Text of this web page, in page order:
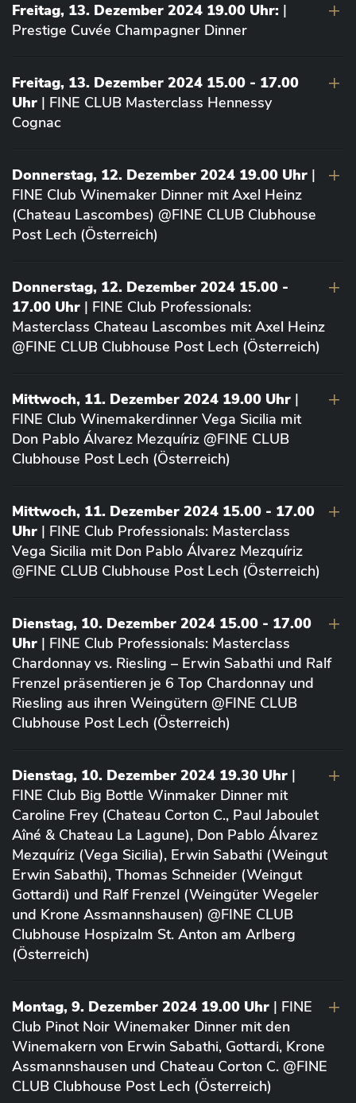
Freitag, 13. Dezember 2024 19.00 Uhr: |
Prestige Cuvée Champagner Dinner
Freitag, 13. Dezember 2024 15.00 - 17.00
Uhr | FINE CLUB Masterclass Hennessy
Cognac
Donnerstag, 12. Dezember 2024 19.00 Uhr |
FINE Club Winemaker Dinner mit Axel Heinz
(Chateau Lascombes) @FINE CLUB Clubhouse
Post Lech (Österreich)
Donnerstag, 12. Dezember 2024 15.00 -
17.00 Uhr | FINE Club Professionals:
Masterclass Chateau Lascombes mit Axel Heinz
@FINE CLUB Clubhouse Post Lech (Österreich)
Mittwoch, 11. Dezember 2024 19.00 Uhr |
FINE Club Winemakerdinner Vega Sicilia mit
Don Pablo Álvarez Mezquíriz @FINE CLUB
Clubhouse Post Lech (Österreich)
Mittwoch, 11. Dezember 2024 15.00 - 17.00
Uhr | FINE Club Professionals: Masterclass
Vega Sicilia mit Don Pablo Álvarez Mezquíriz
@FINE CLUB Clubhouse Post Lech (Österreich)
Dienstag, 10. Dezember 2024 15.00 - 17.00
Uhr | FINE Club Professionals: Masterclass
Chardonnay vs. Riesling – Erwin Sabathi und Ralf
Frenzel präsentieren je 6 Top Chardonnay und
Riesling aus ihren Weingütern @FINE CLUB
Clubhouse Post Lech (Österreich)
Dienstag, 10. Dezember 2024 19.30 Uhr |
FINE Club Big Bottle Winmaker Dinner mit
Caroline Frey (Chateau Corton C., Paul Jaboulet
Aîné & Chateau La Lagune), Don Pablo Álvarez
Mezquíriz (Vega Sicilia), Erwin Sabathi (Weingut
Erwin Sabathi), Thomas Schneider (Weingut
Gottardi) und Ralf Frenzel (Weingüter Wegeler
und Krone Assmannshausen) @FINE CLUB
Clubhouse Hospizalm St. Anton am Arlberg
(Österreich)
Montag, 9. Dezember 2024 19.00 Uhr | FINE
Club Pinot Noir Winemaker Dinner mit den
Winemakern von Erwin Sabathi, Gottardi, Krone
Assmannshausen und Chateau Corton C. @FINE
CLUB Clubhouse Post Lech (Österreich)